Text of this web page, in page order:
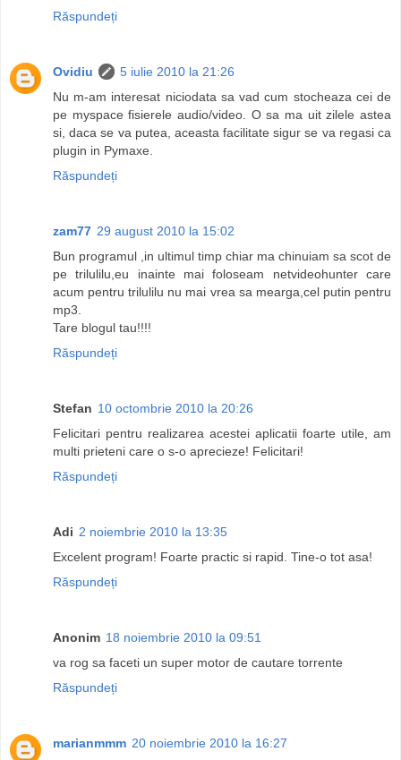
Răspundeți
Ovidiu
5 iulie 2010 la 21:26
Nu m-am interesat niciodata sa vad cum stocheaza cei de
pe myspace fisierele audio/video. O sa ma uit zilele astea
si, daca se va putea, aceasta facilitate sigur se va regasi ca
plugin in Pymaxe.
Răspundeți
zam77 29 august 2010 la 15:02
Bun programul ,in ultimul timp chiar ma chinuiam sa scot de
pe trilulilu,eu inainte mai foloseam netvideohunter care
acum pentru trilulilu nu mai vrea sa mearga,cel putin pentru
mp3.
Tare blogul tau!!!!
Răspundeți
Stefan 10 octombrie 2010 la 20:26
Felicitari pentru realizarea acestei aplicatii foarte utile, am
multi prieteni care o s-o aprecieze! Felicitari!
Răspundeți
Adi 2 noiembrie 2010 la 13:35
Excelent program! Foarte practic si rapid. Tine-o tot asa!
Răspundeți
Anonim 18 noiembrie 2010 la 09:51
va rog sa faceti un super motor de cautare torrente
Răspundeți
marianmmm 20 noiembrie 2010 la 16:27